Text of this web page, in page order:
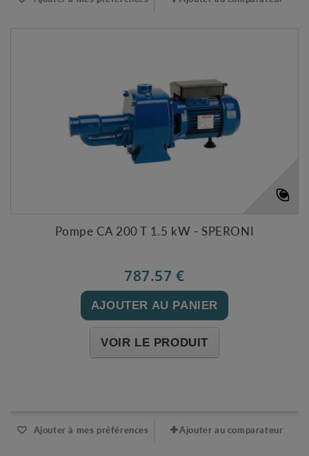
Pompe CA 200 T 1.5 kW - SPERONI
787.57 €
AJOUTER AU PANIER
VOIR LE PRODUIT
Ajouter à mes préférences Ajouter au comparateur